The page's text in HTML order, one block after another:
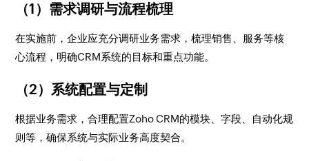
（1）需求调研与流程梳理
在实施前，企业应充分调研业务需求，梳理销售、服务等核
心流程，明确CRM系统的目标和重点功能。
（2）系统配置与定制
根据业务需求，合理配置Zoho CRM的模块、字段、自动化规
则等，确保系统与实际业务高度契合。